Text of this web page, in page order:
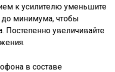
к усилителю уменьшите
до минимума, чтобы
Постепенно увеличивайте
в составе